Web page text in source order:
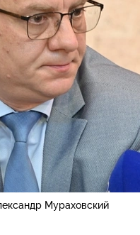
Мураховский